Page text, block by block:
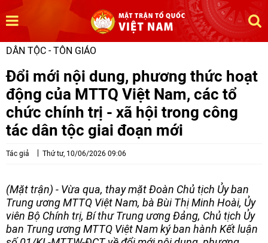
DÂN TỘC - TÔN GIÁO
Đổi mới nội dung, phương thức hoạt
động của MTTQ Việt Nam, các tổ
chức chính trị - xã hội trong công
tác dân tộc giai đoạn mới
Tác giả Thứ tư, 10/06/2026 09:06
(Mặt trận) - Vừa qua, thay mặt Đoàn Chủ tịch Ủy ban
Trung ương MTTQ Việt Nam, bà Bùi Thị Minh Hoài, Ủy
viên Bộ Chính trị, Bí thư Trung ương Đảng, Chủ tịch Ủy
ban Trung ương MTTQ Việt Nam ký ban hành Kết luận